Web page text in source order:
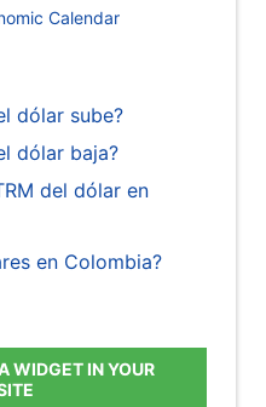
Calendar
dólar sube?
dólar baja?
del dólar en
en Colombia?
WIDGET IN YOUR